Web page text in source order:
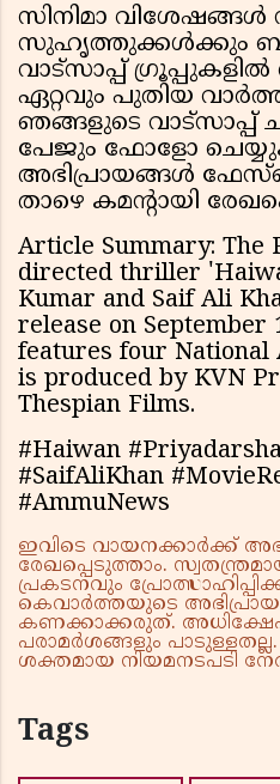
സിനിമാ വിശേഷങ്ങൾ
സുഹൃത്തുക്കൾക്കും
വാട്സാപ്പ്
ഏറ്റവും പുതിയ
ഞങ്ങളുടെ
പേജും ഫോളോ
അഭിപ്രായങ്ങൾ
താഴെ കമന്റായി
Article Summary: The
directed thriller
Kumar and Saif Ali
release on September
features four
is produced by KVN
Thespian Films.
#Haiwan
#SaifAliKhan
#AmmuNews
ഇവിടെ വായനക്കാർക്ക്
രേഖപ്പെടുത്താം.
പ്രകടനവും
കെവാർത്തയുടെ
കണക്കാക്കരുത്.
പരാമർശങ്ങളും
ശക്തമായ നിയമനടപടി
Tags